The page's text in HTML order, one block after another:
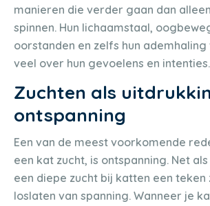
manieren die verder gaan dan
spinnen. Hun lichaamstaal,
oorstanden en zelfs hun
veel over hun gevoelens en intenties.
Zuchten als
ontspanning
Een van de meest voorkomende
een kat zucht, is ontspanning. Net
een diepe zucht bij katten een teken
loslaten van spanning. Wanneer je